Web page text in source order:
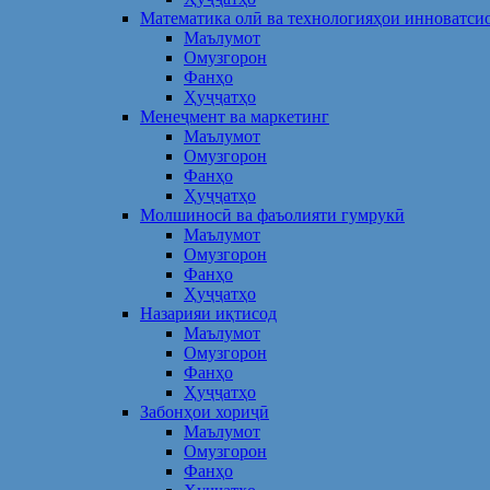
Математика олӣ ва технологияҳои
Маълумот
Омузгорон
Фанҳо
Ҳуҷҷатҳо
Менеҷмент ва маркетинг
Маълумот
Омузгорон
Фанҳо
Ҳуҷҷатҳо
Молшиносӣ ва фаъолияти гумрукӣ
Маълумот
Омузгорон
Фанҳо
Ҳуҷҷатҳо
Назарияи иқтисод
Маълумот
Омузгорон
Фанҳо
Ҳуҷҷатҳо
Забонҳои хориҷӣ
Маълумот
Омузгорон
Фанҳо